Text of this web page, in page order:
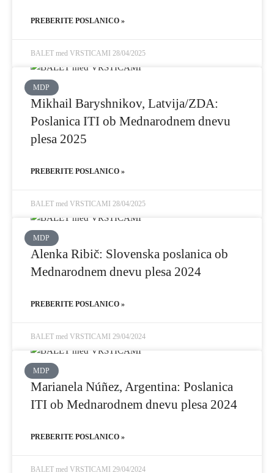
PREBERITE POSLANICO »
BALET med VRSTICAMI 28/04/2025
MDP
Mikhail Baryshnikov, Latvija/ZDA:
Poslanica ITI ob Mednarodnem dnevu
plesa 2025
PREBERITE POSLANICO »
BALET med VRSTICAMI 28/04/2025
MDP
Alenka Ribič: Slovenska poslanica ob
Mednarodnem dnevu plesa 2024
PREBERITE POSLANICO »
BALET med VRSTICAMI 29/04/2024
MDP
Marianela Núñez, Argentina: Poslanica
ITI ob Mednarodnem dnevu plesa 2024
PREBERITE POSLANICO »
BALET med VRSTICAMI 29/04/2024